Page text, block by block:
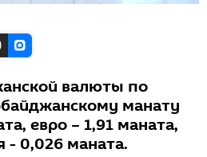
валюты по
манату
евро – 1,91 маната,
- 0,026 маната.